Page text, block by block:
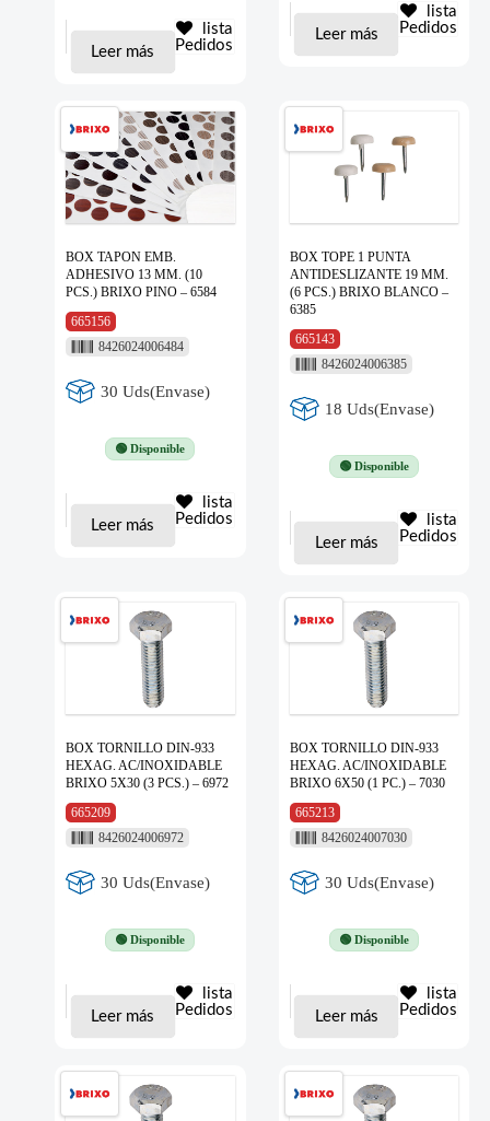
Leer más
lista
Pedidos
Leer más
lista
Pedidos
BOX TAPON EMB.
ADHESIVO 13 MM. (10
PCS.) BRIXO PINO – 6584
665156
8426024006484
30 Uds(Envase)
🟢 Disponible
Leer más
lista
Pedidos
BOX TOPE 1 PUNTA
ANTIDESLIZANTE 19 MM.
(6 PCS.) BRIXO BLANCO –
6385
665143
8426024006385
18 Uds(Envase)
🟢 Disponible
Leer más
lista
Pedidos
BOX TORNILLO DIN-933
HEXAG. AC/INOXIDABLE
BRIXO 5X30 (3 PCS.) – 6972
665209
8426024006972
30 Uds(Envase)
🟢 Disponible
Leer más
lista
Pedidos
BOX TORNILLO DIN-933
HEXAG. AC/INOXIDABLE
BRIXO 6X50 (1 PC.) – 7030
665213
8426024007030
30 Uds(Envase)
🟢 Disponible
Leer más
lista
Pedidos